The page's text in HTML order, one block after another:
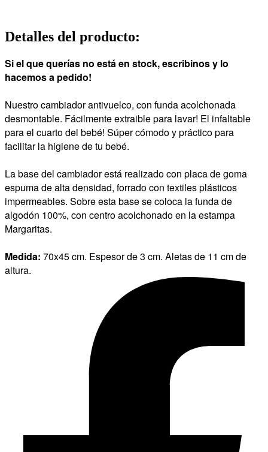
Detalles del producto:
Si el que querías no está en stock, escribinos y lo
hacemos a pedido!
Nuestrocambiador antivuelco, con funda acolchonada
desmontable. Fácilmente extraible para lavar! El infaltable
para el cuarto del bebé! Súper cómodo y práctico para
facilitar la higiene de tu bebé.
La base del cambiador está realizado con placa de goma
espuma de alta densidad, forrado con textiles plásticos
impermeables. Sobre esta base se coloca la funda de
algodón 100%, con centro acolchonado en la estampa
Margaritas.
Medida: 70x45 cm. Espesor de 3 cm. Aletas de 11 cm de
altura.